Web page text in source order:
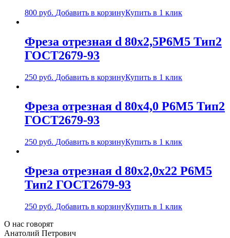
800 руб. Добавить в корзинуКупить в 1 клик
Фреза отрезная d 80х2,5Р6М5 Тип2
ГОСТ2679-93
250 руб. Добавить в корзинуКупить в 1 клик
Фреза отрезная d 80х4,0 Р6М5 Тип2
ГОСТ2679-93
250 руб. Добавить в корзинуКупить в 1 клик
Фреза отрезная d 80х2,0х22 Р6М5
Тип2 ГОСТ2679-93
250 руб. Добавить в корзинуКупить в 1 клик
О нас говорят
Анатолий Петрович